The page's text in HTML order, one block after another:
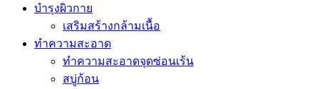
บำรุงผิวกาย
เสริมสร้างกล้ามเนื้อ
ทำความสะอาด
ทำความสะอาดจุดซ่อนเร้น
สบู่ก้อน